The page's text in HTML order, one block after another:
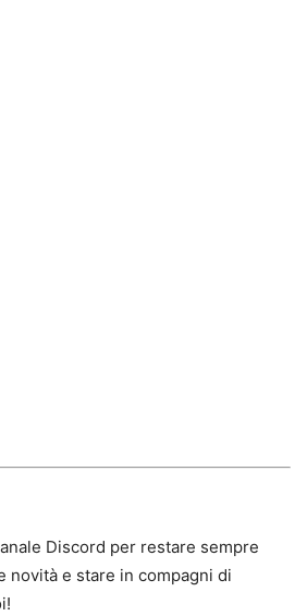
Discord per restare sempre
novità e stare in compagni di